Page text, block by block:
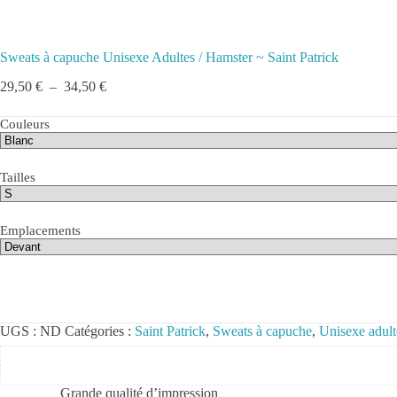
Sweats à capuche Unisexe Adultes / Hamster ~ Saint Patrick
29,50 € – 34,50 €Plage
29,50 €
à
Couleurs
Tailles
Emplacements
UGS : ND Catégories : Saint Patrick, Sweats à capuche, Unisexe
Grande qualité d’impression